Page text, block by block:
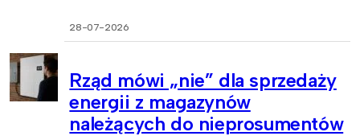
28-07-2026
Rząd mówi „nie” dla sprzedaży
energii z magazynów
należących do nieprosumentów